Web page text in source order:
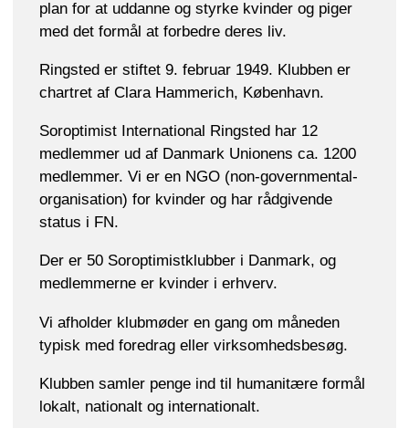
plan for at uddanne og styrke kvinder og piger
med det formål at forbedre deres liv.
Ringsted er stiftet 9. februar 1949. Klubben er
chartret af Clara Hammerich, København.
Soroptimist International Ringsted har 12
medlemmer ud af Danmark Unionens ca. 1200
medlemmer. Vi er en NGO (non-governmental-
organisation) for kvinder og har rådgivende
status i FN.
Der er 50 Soroptimistklubber i Danmark, og
medlemmerne er kvinder i erhverv.
Vi afholder klubmøder en gang om måneden
typisk med foredrag eller virksomhedsbesøg.
Klubben samler penge ind til humanitære formål
lokalt, nationalt og internationalt.